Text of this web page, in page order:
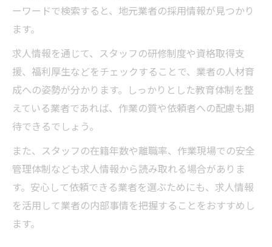
ーワードで検索すると、地元業者の採用情報が見つかり
ます。
求人情報を通じて、スタッフの研修制度や資格取得支
援、福利厚生などをチェックすることで、業者の人材育
成への姿勢が分かります。しっかりとした教育体制を整
えている業者であれば、作業の質や依頼者への配慮も期
待できるでしょう。
また、スタッフの在籍年数や離職率、作業現場での安全
管理体制なども求人情報から読み取れる場合がありま
す。安心して依頼できる業者を選ぶためにも、求人情報
を活用して業者の内部事情を把握することをおすすめし
ます。